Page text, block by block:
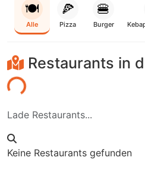
🍽️
Alle
🍕
Pizza
🍔
Burger
Restaurants in
Lade Restaurants...
Keine Restaurants gefunden